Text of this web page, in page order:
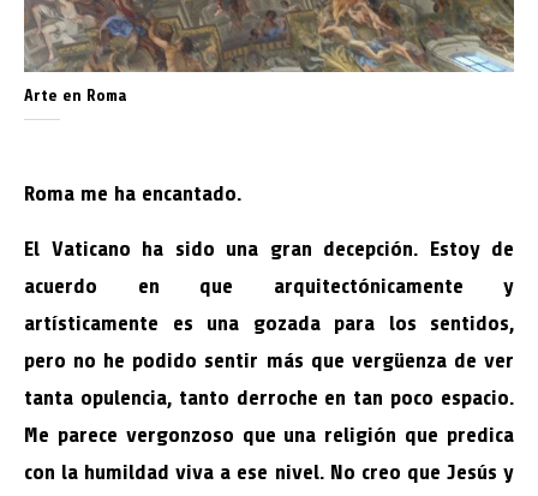
Arte en Roma
Roma me ha encantado.
El Vaticano ha sido una gran decepción. Estoy de
acuerdo en que arquitectónicamente y
artísticamente es una gozada para los sentidos,
pero no he podido sentir más que vergüenza de ver
tanta opulencia, tanto derroche en tan poco espacio.
Me parece vergonzoso que una religión que predica
con la humildad viva a ese nivel. No creo que Jesús y